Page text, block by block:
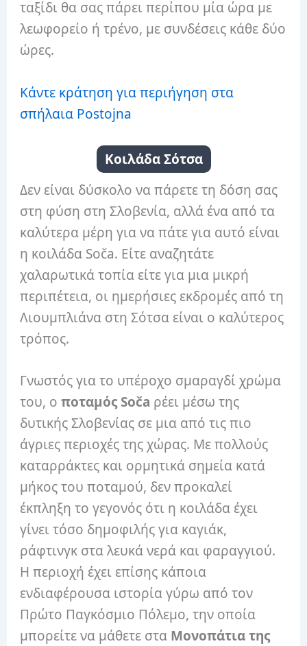
ταξίδι θα σας πάρει περίπου μία ώρα με
λεωφορείο ή τρένο, με συνδέσεις κάθε δύο
ώρες.
Κάντε κράτηση για περιήγηση στα
σπήλαια Postojna
Κοιλάδα Σότσα
Δεν είναι δύσκολο να πάρετε τη δόση σας
στη φύση στη Σλοβενία, αλλά ένα από τα
καλύτερα μέρη για να πάτε για αυτό είναι
η κοιλάδα Soča. Είτε αναζητάτε
χαλαρωτικά τοπία είτε για μια μικρή
περιπέτεια, οι ημερήσιες εκδρομές από τη
Λιουμπλιάνα στη Σότσα είναι ο καλύτερος
τρόπος.
Γνωστός για το υπέροχο σμαραγδί χρώμα
του, οποταμός Soča ρέει μέσω της
δυτικής Σλοβενίας σε μια από τις πιο
άγριες περιοχές της χώρας. Με πολλούς
καταρράκτες και ορμητικά σημεία κατά
μήκος του ποταμού, δεν προκαλεί
έκπληξη το γεγονός ότι η κοιλάδα έχει
γίνει τόσο δημοφιλής για καγιάκ,
ράφτινγκ στα λευκά νερά και φαραγγιού.
Η περιοχή έχει επίσης κάποια
ενδιαφέρουσα ιστορία γύρω από τον
Πρώτο Παγκόσμιο Πόλεμο, την οποία
μπορείτε να μάθετε στα Μονοπάτια της